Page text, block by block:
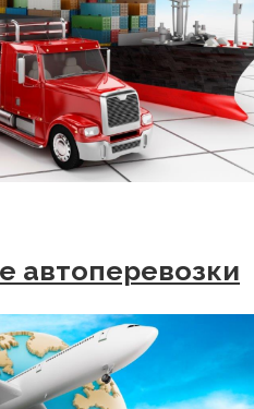
автоперевозки